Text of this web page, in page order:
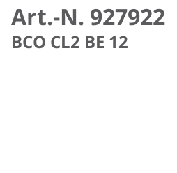
Art.-N. 927922
BCO CL2 BE 12